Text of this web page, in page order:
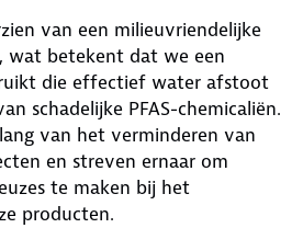
van een milieuvriendelijke
wat betekent dat we een
die effectief water afstoot
schadelijke PFAS-chemicaliën.
van het verminderen van
en streven ernaar om
te maken bij het
producten.